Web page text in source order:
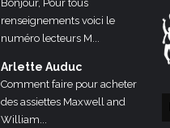
Bonjour, Pour tous
renseignements voici le
numéro lecteurs M...
Arlette Auduc
Comment faire pour acheter
des assiettes Maxwell and
William...